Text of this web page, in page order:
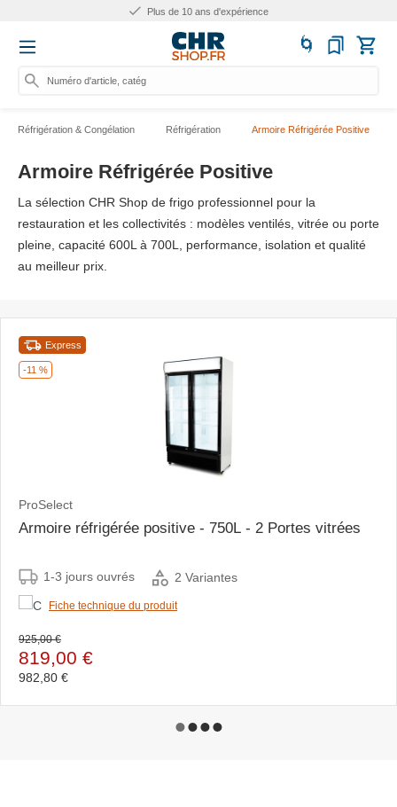
Plus de 25.000 produits
Numéro d'article, catégorie ou n
Réfrigération & Congélation Réfrigération Armoire Réfrigérée Positive
Armoire Réfrigérée Positive
La sélection CHR Shop de frigo professionnel pour la
restauration et les collectivités : modèles ventilés, vitrée ou porte
pleine, capacité 600L à 700L, performance, isolation et qualité
au meilleur prix.
-11 %
Express
ProSelect
Armoire réfrigérée positive - 750L - 2 Portes vitrées
1-3 jours ouvrés 2 Variantes
Fiche technique du produit
925,00 €
819,00 €
982,80 €